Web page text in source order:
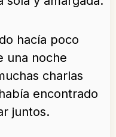
hacía poco
una noche
charlas
encontrado
juntos.